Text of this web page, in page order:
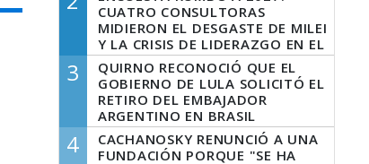
CUATRO CONSULTORAS
MIDIERON EL DESGASTE DE MILEI
Y LA CRISIS DE LIDERAZGO EN EL
PERONISMO
3
QUIRNO RECONOCIÓ QUE EL
GOBIERNO DE LULA SOLICITÓ EL
RETIRO DEL EMBAJADOR
ARGENTINO EN BRASIL
4
CACHANOSKY RENUNCIÓ A UNA
FUNDACIÓN PORQUE "SE HA